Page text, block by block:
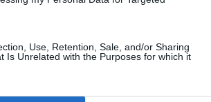
Use, Retention, Sale, and/or Sharing
Is Unrelated with the Purposes for which it